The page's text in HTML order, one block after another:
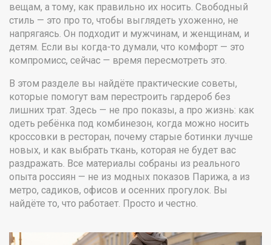
вещам, а тому, как правильно их носить. Свободный
стиль — это про то, чтобы выглядеть ухоженно, не
напрягаясь. Он подходит и мужчинам, и женщинам, и
детям. Если вы когда-то думали, что комфорт — это
компромисс, сейчас — время пересмотреть это.
В этом разделе вы найдёте практические советы,
которые помогут вам перестроить гардероб без
лишних трат. Здесь — не про показы, а про жизнь: как
одеть ребёнка под комбинезон, когда можно носить
кроссовки в ресторан, почему старые ботинки лучше
новых, и как выбрать ткань, которая не будет вас
раздражать. Все материалы собраны из реального
опыта россиян — не из модных показов Парижа, а из
метро, садиков, офисов и осенних прогулок. Вы
найдёте то, что работает. Просто и честно.